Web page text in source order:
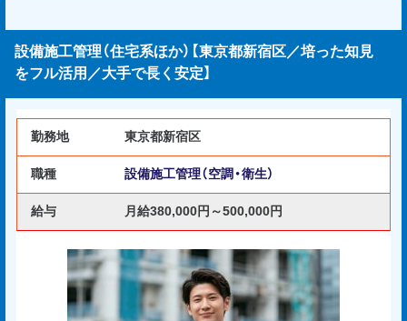
設備施工管理（住宅系ほか）【東京都新宿区／培った知見
をフル活用／大手で長く安定】
勤務地 東京都新宿区
職種 設備施工管理（空調・衛生）
給与 月給380,000円～500,000円